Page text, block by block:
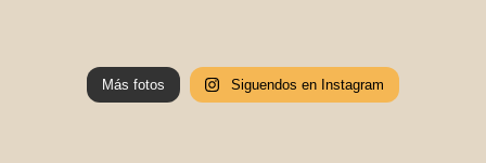
Más fotos Siguendos en Instagram